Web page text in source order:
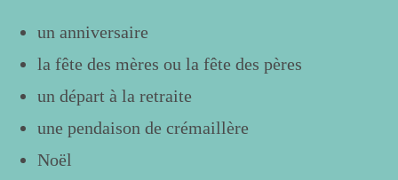
un anniversaire
la fête des mères ou la fête des pères
un départ à la retraite
une pendaison de crémaillère
Noël